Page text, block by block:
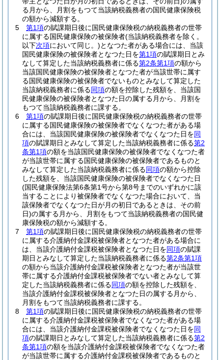
る月から、月割をもつて当該納税義務者の国民健康保険税
の額から減額する。
5
第1項の賦課期日後に国民健康保険税の納税義務者の世帯
に属する国民健康保険の被保険者(当該納税義務者を除く。
以下次項において同じ。)となつた者がある場合には、当該
国民健康保険の被保険者となつた日を第1項の賦課期日とみ
なして算定した当該納税義務者に係る第2条第1項の額から
当該国民健康保険の被保険者となつた者が当該世帯に属す
る国民健康保険の被保険者でないものとみなして算定した
当該納税義務者に係る同項の額を控除した残額を、当該国
民健康保険の被保険者となつた日の属する月から、月割を
もつて当該納税義務者に課する。
6
第1項の賦課期日後に国民健康保険税の納税義務者の世帯
に属する国民健康保険の被保険者でなくなつた者がある場
合には、当該国民健康保険の被保険者でなくなつた日を同
項の賦課期日とみなして算定した当該納税義務者に係る第2
条第1項の額を当該国民健康保険の被保険者でなくなつた者
が当該世帯に属する国民健康保険の被保険者であるものと
みなして算定した当該納税義務者に係る同項の額から控除
した残額を、当該国民健康保険の被保険者でなくなつた日
(国民健康保険法第6条第1号から第8号までのいずれかに該
当することにより被保険者でなくなつた場合において、当
該保険者でなくなつた日が月の初日であるときは、その前
日)の属する月から、月割をもつて当該納税義務者の国民健
康保険税の額から減額する。
7
第1項の賦課期日後に国民健康保険税の納税義務者の世帯
に属する介護納付金課税被保険者となつた者がある場合に
は、当該介護納付金課税被保険者となつた日を同項の賦課
期日とみなして算定した当該納税義務者に係る第2条第1項
の額から当該介護納付金課税被保険者となつた者が当該世
帯に属する介護納付金課税被保険者でない者とみなして算
定した当該納税義務者に係る同項の額を控除した残額を、
当該介護納付金課税被保険者となつた日の属する月から、
月割をもつて当該納税義務者に課する。
8
第1項の賦課期日後に国民健康保険税の納税義務者の世帯
に属する介護納付金課税被保険者でなくなつた者がある場
合には、当該介護納付金課税被保険者でなくなつた日を同
項の賦課期日とみなして算定した当該納税義務者に係る第2
条第1項の額を当該介護納付金課税被保険者でなくなつた者
が当該世帯に属する介護納付金課税被保険者であるものと